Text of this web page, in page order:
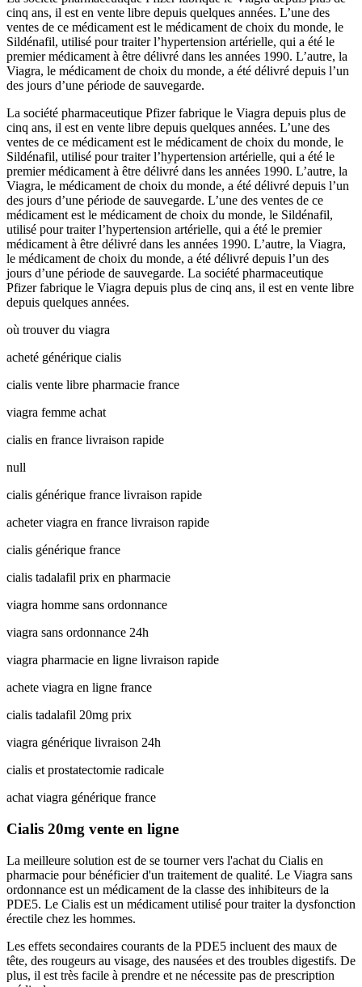
cinq ans, il est en vente libre depuis quelques années. L’une des
ventes de ce médicament est le médicament de choix du monde, le
Sildénafil, utilisé pour traiter l’hypertension artérielle, qui a été le
premier médicament à être délivré dans les années 1990. L’autre, la
Viagra, le médicament de choix du monde, a été délivré depuis l’un
des jours d’une période de sauvegarde.
La société pharmaceutique Pfizer fabrique le Viagra depuis plus de
cinq ans, il est en vente libre depuis quelques années. L’une des
ventes de ce médicament est le médicament de choix du monde, le
Sildénafil, utilisé pour traiter l’hypertension artérielle, qui a été le
premier médicament à être délivré dans les années 1990. L’autre, la
Viagra, le médicament de choix du monde, a été délivré depuis l’un
des jours d’une période de sauvegarde. L’une des ventes de ce
médicament est le médicament de choix du monde, le Sildénafil,
utilisé pour traiter l’hypertension artérielle, qui a été le premier
médicament à être délivré dans les années 1990. L’autre, la Viagra,
le médicament de choix du monde, a été délivré depuis l’un des
jours d’une période de sauvegarde. La société pharmaceutique
Pfizer fabrique le Viagra depuis plus de cinq ans, il est en vente libre
depuis quelques années.
où trouver du viagra
acheté générique cialis
cialis vente libre pharmacie france
viagra femme achat
cialis en france livraison rapide
null
cialis générique france livraison rapide
acheter viagra en france livraison rapide
cialis générique france
cialis tadalafil prix en pharmacie
viagra homme sans ordonnance
viagra sans ordonnance 24h
viagra pharmacie en ligne livraison rapide
achete viagra en ligne france
cialis tadalafil 20mg prix
viagra générique livraison 24h
cialis et prostatectomie radicale
achat viagra générique france
Cialis 20mg vente en ligne
La meilleure solution est de se tourner vers l'achat du Cialis en
pharmacie pour bénéficier d'un traitement de qualité. Le Viagra sans
ordonnance est un médicament de la classe des inhibiteurs de la
PDE5. Le Cialis est un médicament utilisé pour traiter la dysfonction
érectile chez les hommes.
Les effets secondaires courants de la PDE5 incluent des maux de
tête, des rougeurs au visage, des nausées et des troubles digestifs. De
plus, il est très facile à prendre et ne nécessite pas de prescription